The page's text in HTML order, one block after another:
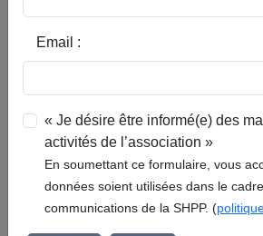
Réinitialiser
Email :
« Je désire être informé(e) des
activités de l’association »
En soumettant ce formulaire, vous
données soient utilisées dans le
communications de la SHPP. (